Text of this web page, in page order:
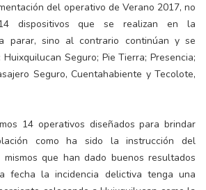
del operativo de Verano 2017, no
dispositivos que se realizan en la
parar, sino al contrario continúan y se
Seguro; Pie Tierra; Presencia;
Seguro, Cuentahabiente y Tecolote,
14 operativos diseñados para brindar
como ha sido la instrucción del
mismos que han dado buenos resultados
fecha la incidencia delictiva tenga una